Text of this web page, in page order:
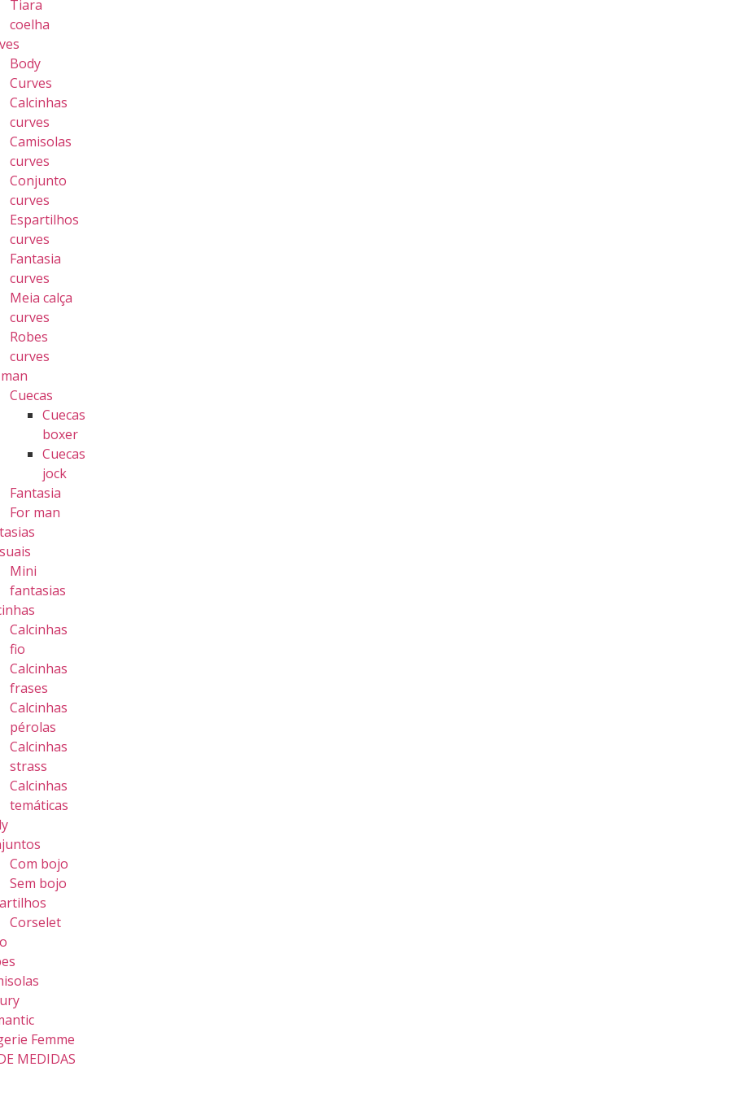
Tiara
coelha
Body
Curves
Calcinhas
curves
Camisolas
curves
Conjunto
curves
Espartilhos
curves
Fantasia
curves
Meia calça
curves
Robes
curves
Cuecas
Cuecas
boxer
Cuecas
jock
Fantasia
For man
Mini
fantasias
Calcinhas
fio
Calcinhas
frases
Calcinhas
pérolas
Calcinhas
strass
Calcinhas
temáticas
Com bojo
Sem bojo
Corselet
Femme
MEDIDAS